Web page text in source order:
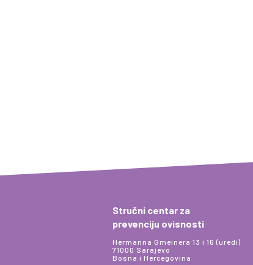
Stručni centar za
prevenciju ovisnosti
Hermanna Gmeinera 13 i 16 (uredi)
71000 Sarajevo
Bosna i Hercegovina